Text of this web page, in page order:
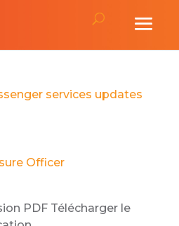
services updates
Officer
PDF Télécharger le